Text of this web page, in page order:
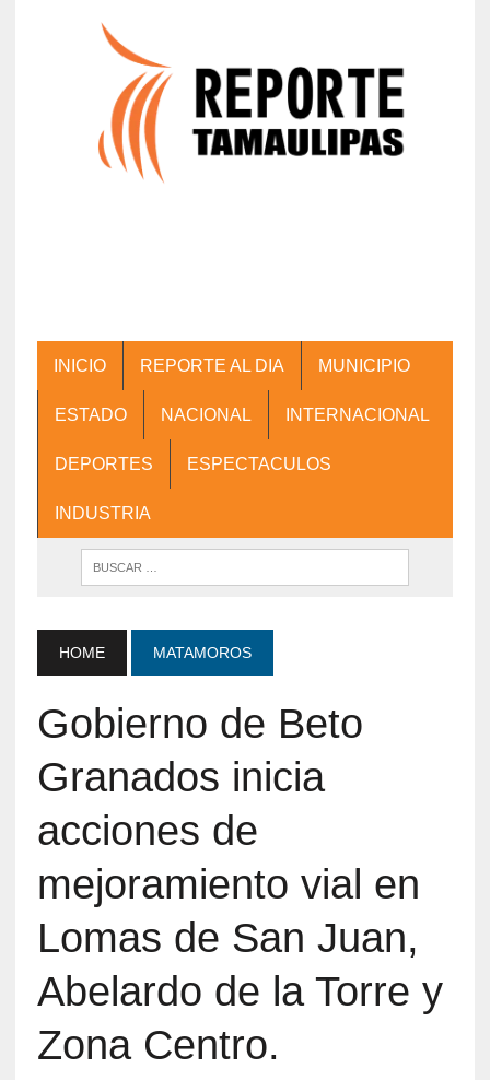
INICIO REPORTE AL DIA MUNICIPIO
ESTADO NACIONAL INTERNACIONAL
DEPORTES ESPECTACULOS
INDUSTRIA
HOME MATAMOROS
Gobierno de Beto
Granados inicia
acciones de
mejoramiento vial en
Lomas de San Juan,
Abelardo de la Torre y
Zona Centro.